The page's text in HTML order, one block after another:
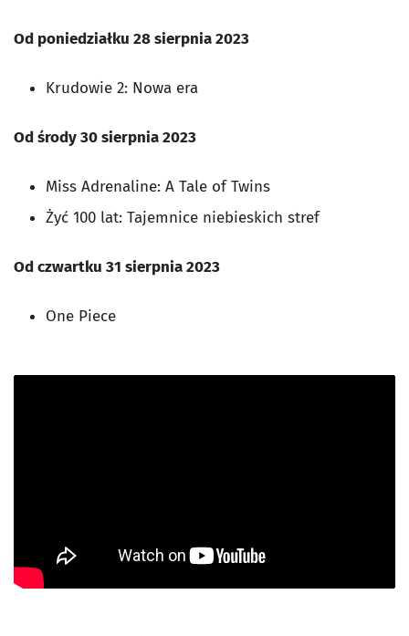
Od poniedziałku 28 sierpnia 2023
Krudowie 2: Nowa era
Od środy 30 sierpnia 2023
Miss Adrenaline: A Tale of Twins
Żyć 100 lat: Tajemnice niebieskich stref
Od czwartku 31 sierpnia 2023
One Piece